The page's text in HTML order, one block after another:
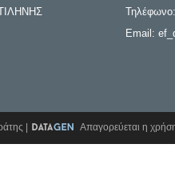
Email:
| Απαγορεύεται η